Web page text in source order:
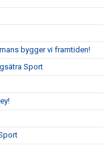
bygger vi framtiden!
Sport